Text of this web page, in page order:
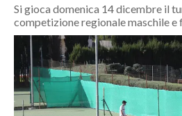
AGENDA
CRONACA
ITALIA
MONDO
Si gioca domenica 14 dicembre il
competizione regionale maschile e